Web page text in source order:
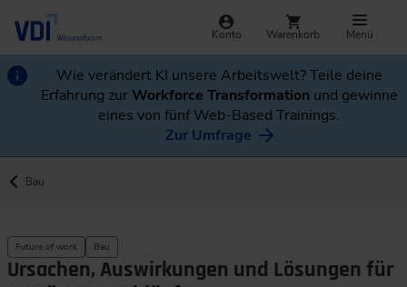
Konto Warenkorb Menü
Wie verändert KI unsere Arbeitswelt? Teile deine
Erfahrung zurWorkforce Transformation und gewinne
eines von fünf Web-Based Trainings.
Zur Umfrage
Bau
Future of work Bau
Ursachen, Auswirkungen und Lösungen für